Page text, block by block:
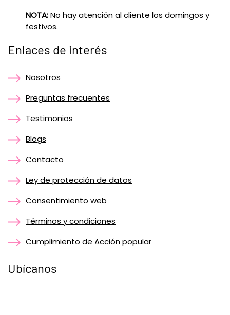
NOTA:No hay atención al cliente los domingos y
festivos.
Enlaces de interés
Nosotros
Preguntas frecuentes
Testimonios
Blogs
Contacto
Ley de protección de datos
Consentimiento web
Términos y condiciones
Cumplimiento de Acción popular
Ubícanos